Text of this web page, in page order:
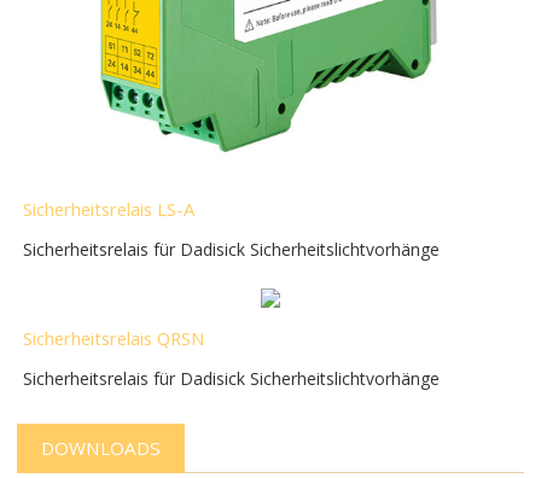
Sicherheitsrelais LS-A
Sicherheitsrelais für Dadisick Sicherheitslichtvorhänge
Sicherheitsrelais QRSN
Sicherheitsrelais für Dadisick Sicherheitslichtvorhänge
DOWNLOADS